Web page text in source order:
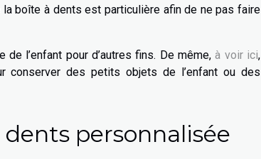
boîte à dents est particulière afin de ne pas faire
l’enfant pour d’autres fins. De même,à voir ici,
des petits objets de l’enfant ou des
personnalisée